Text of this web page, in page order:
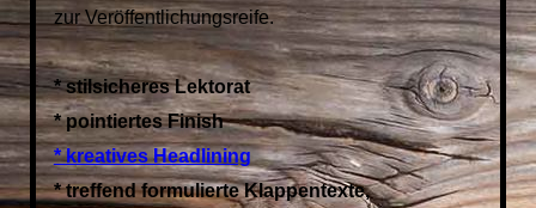
zur Veröffentlichungsreife.
* stilsicheres Lektorat
* pointiertes Finish
* kreatives Headlining
* treffend formulierte Klappentexte,